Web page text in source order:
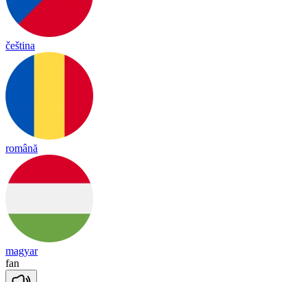
čeština
română
magyar
fan